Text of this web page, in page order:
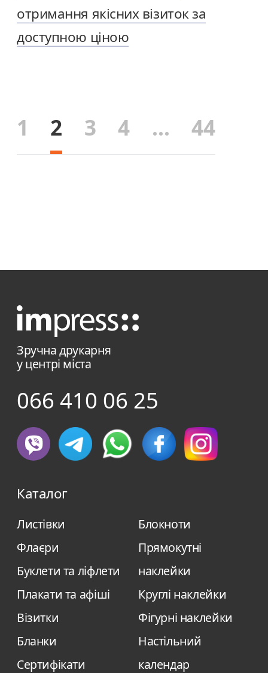
отримання якісних візиток за
доступною ціною
1 2 3 4 … 44
Зручна друкарня
у центрі міста
066 410 06 25
Каталог
Листівки
Флаєри
Буклети та ліфлети
Плакати та афіші
Візитки
Бланки
Сертифікати
Блокноти
Прямокутні
наклейки
Круглі наклейки
Фігурні наклейки
Настільний
календар